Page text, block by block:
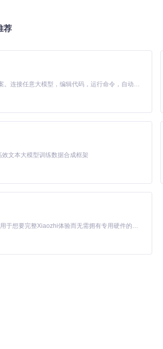
配
后，等待自动下载基础运行环境（需联网，约5分
加应用"，选择本地EXE/MSI文件，按提示完成安
击图标，自动进入优化后的运行环境
设备全部潜能
用类型选择驱动：
得最佳兼容性
（需设备支持Vulkan）
加优化参数：
计数器
输出提升性能
荐
Claude Code 的开源替代方案。连接任意大模型，编辑代码，运行命令，自动验证 — 全自动执行。用 Rust 构建，极致性能。 ｜ An open-source alternative to Claude Code. Connect any LLM, edit code, run commands, and verify changes — autonomously. Built in Rust for speed. Get Started
文本大模型训练数据合成框架
基于Python的Xiaozhi AI，适用于想要完整Xiaozhi体验而无需拥有专用硬件的用户。